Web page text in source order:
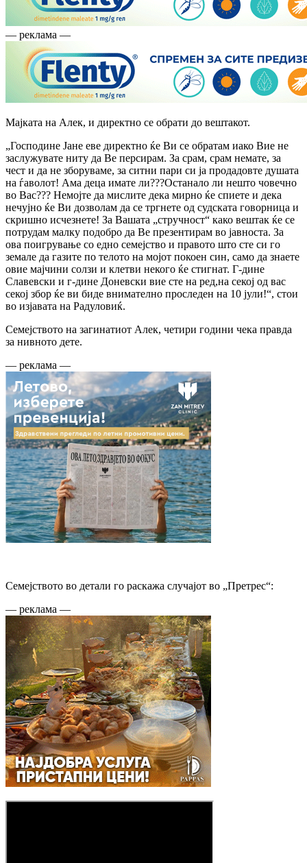
— реклама —
Мајката на Алек, и директно се обрати до вештакот.
„Господине Јане еве директно ќе Ви се обратам иако Вие не
заслужувате ниту да Ве персирам. За срам, срам немате, за
чест и да не зборуваме, за ситни пари си ја продадовте душата
на ѓаволот! Ама деца имате ли???Останало ли нешто човечно
во Вас??? Немојте да мислите дека мирно ќе спиете и дека
нечујно ќе Ви дозволам да се тргнете од судската говорница и
скришно исчезнете! За Вашата „стручност“ како вештак ќе се
потрудам малку подобро да Ве презентирам во јавноста. За
ова поигрување со едно семејство и правото што сте си го
земале да газите по телото на мојот покоен син, само да знаете
овие мајчини солзи и клетви некого ќе стигнат. Г-дине
Славевски и г-дине Доневски вие сте на ред,на секој од вас
секој збор ќе ви биде внимателно проследен на 10 јули!“, стои
во изјавата на Радуловиќ.
Семејството на загинатиот Алек, четири години чека правда
за нивното дете.
— реклама —
Семејството во детали го раскажа случајот во „Претрес“:
— реклама —